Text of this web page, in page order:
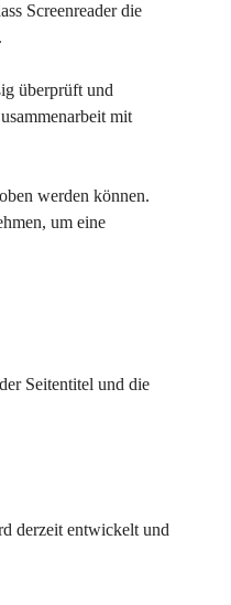
Screenreader die
überprüft und
mit
werden können.
um eine
Seitentitel und die
derzeit entwickelt und